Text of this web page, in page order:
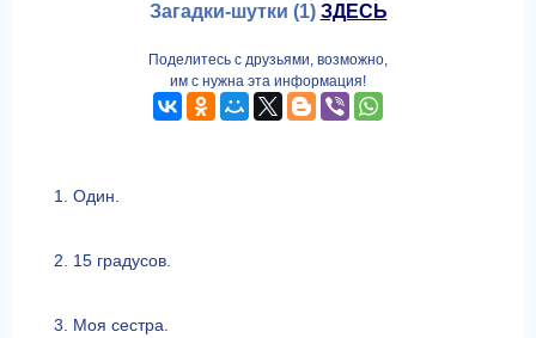
Загадки-шутки (1) ЗДЕСЬ
Поделитесь с друзьями, возможно,
им с нужна эта информация!
1. Один.
2. 15 градусов.
3. Моя сестра.